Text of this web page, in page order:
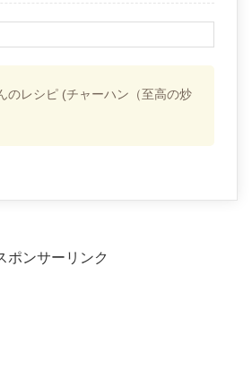
のレシピ (チャーハン（至高の炒
ポンサーリンク